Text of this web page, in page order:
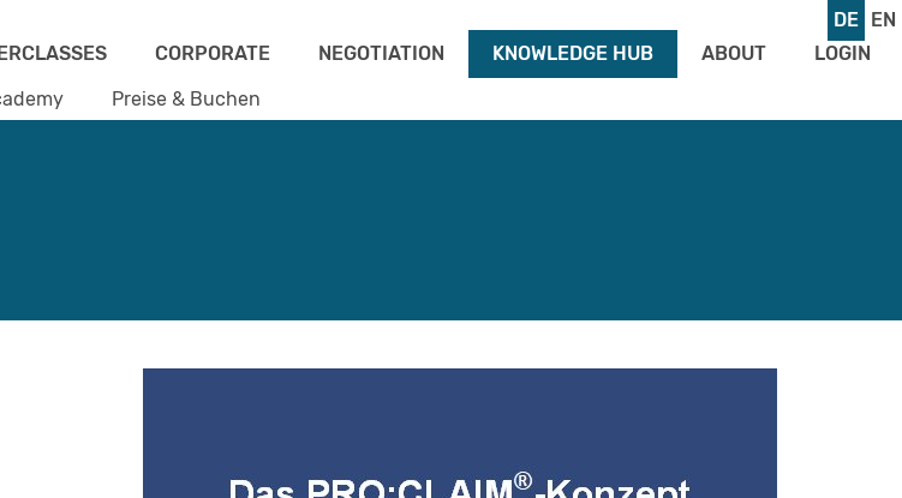
CORPORATE NEGOTIATION
KNOWLEDGE HUB
Preise & Buchen
ABOUT LOGIN
DE EN